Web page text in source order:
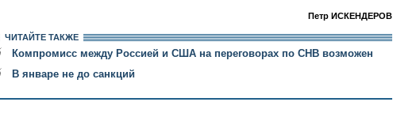
Петр ИСКЕНДЕРОВ
ЧИТАЙТЕ ТАКЖЕ
Компромисс между Россией и США на переговорах по СНВ возможен
В январе не до санкций